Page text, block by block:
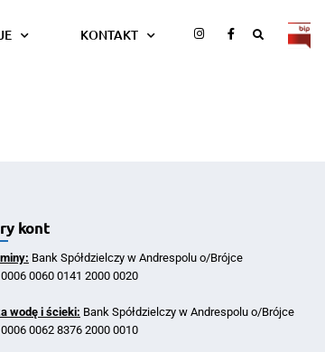
KONTAKT
kont
Bank Spółdzielczy w Andrespolu o/Brójce
0060 0141 2000 0020
wodę i ścieki: Bank Spółdzielczy w Andrespolu o/Brójce
0062 8376 2000 0010